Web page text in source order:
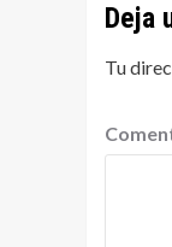
Deja
Tu